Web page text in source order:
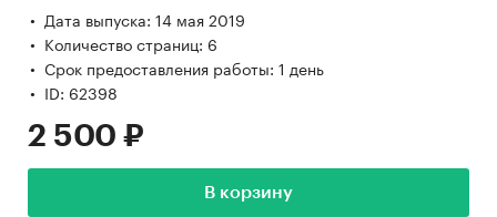
Дата выпуска: 14 мая 2019
Количество страниц: 6
Срок предоставления работы: 1 день
ID: 62398
2 500 ₽
В корзину